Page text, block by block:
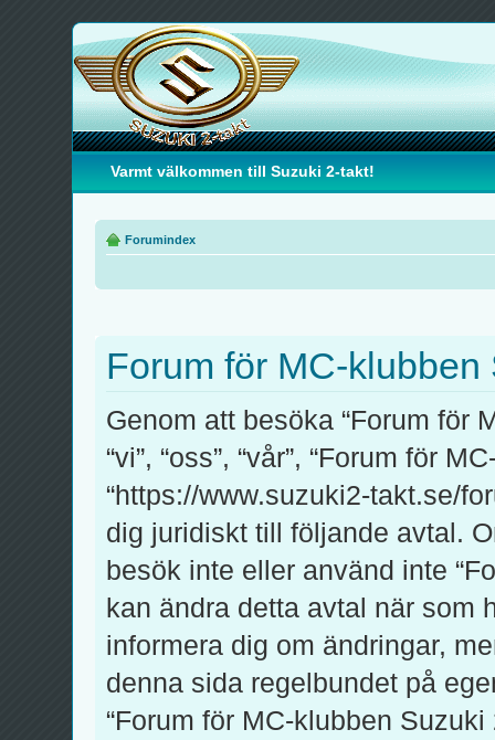
Varmt välkommen till Suzuki 2-takt!
Forumindex
Forum för MC-
Genom att besöka “Forum för
“vi”, “oss”, “vår”, “Forum för
“https://www.suzuki2-takt.se/
dig juridiskt till följande avtal.
besök inte eller använd inte
kan ändra detta avtal när som
informera dig om ändringar,
denna sida regelbundet på
“Forum för MC-klubben